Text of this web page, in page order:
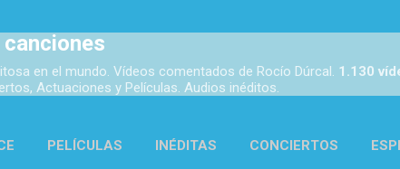
en el mundo. Vídeos comentados de Rocío Dúrcal. 1.130
Actuaciones y Películas. Audios inéditos.
PELÍCULAS INÉDITAS CONCIERTOS